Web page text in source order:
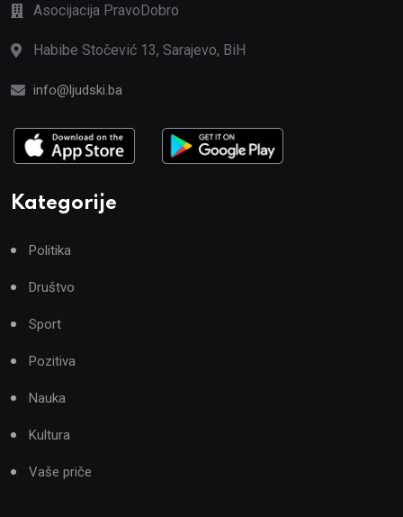
Asocijacija PravoDobro
Habibe Stočević 13, Sarajevo, BiH
info@ljudski.ba
Kategorije
Politika
Društvo
Sport
Pozitiva
Nauka
Kultura
Vaše priče